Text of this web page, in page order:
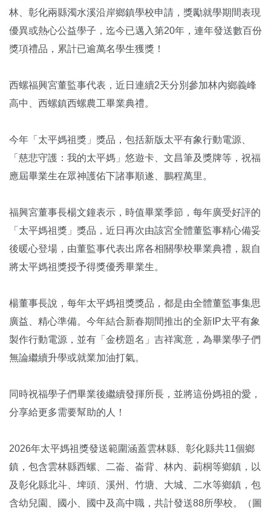
林、彰化兩縣濁水溪沿岸鄉鎮學校申請，獎勵就學期間表現
優異或熱心公益學子，迄今已邁入第20年，連年發送數百份
獎項禮品，累計已逾萬名學生獲獎！
西螺福興宮董監事代表，近日連續2天分別參加林內鄉義峰
高中、西螺鎮西螺農工畢業典禮。
今年「太平媽祖獎」獎品，包括新版太平有象行動電源、
「慈悲守護：我的太平媽」悠遊卡、文昌筆及獎牌等，祝福
應屆畢業生在眾神護佑下諸事順遂、鵬程萬里。
福興宮董事長楊文鐘表示，時值畢業季節，每年廣受好評的
「太平媽祖獎」獎品，近日再次由該宮全體董監事精心備妥
後暖心登場，由董監事代表出席各相關學校畢業典禮，親自
將太平媽祖獎授予得獎優秀畢業生。
楊董事長說，每年太平媽祖獎獎品，都是由全體董監事集思
廣益、精心準備。今年結合新春期間推出的全新IP太平有象
製作行動電源，並有「金榜題名」吉祥寓意，為畢業學子們
無論繼續升學或就業加油打氣。
同時祝福學子們畢業後繼續發揮所長，並將這份媽祖的愛，
分享給更多需要幫助的人！
2026年太平媽祖獎發送範圍涵蓋雲林縣、彰化縣共11個鄉
鎮，包含雲林縣西螺、二崙、崙背、林內、莿桐等鄉鎮，以
及彰化縣北斗、埤頭、溪州、竹塘、大城、二水等鄉鎮，包
含幼兒園、國小、國中及高中職，共計發送88所學校。（圖